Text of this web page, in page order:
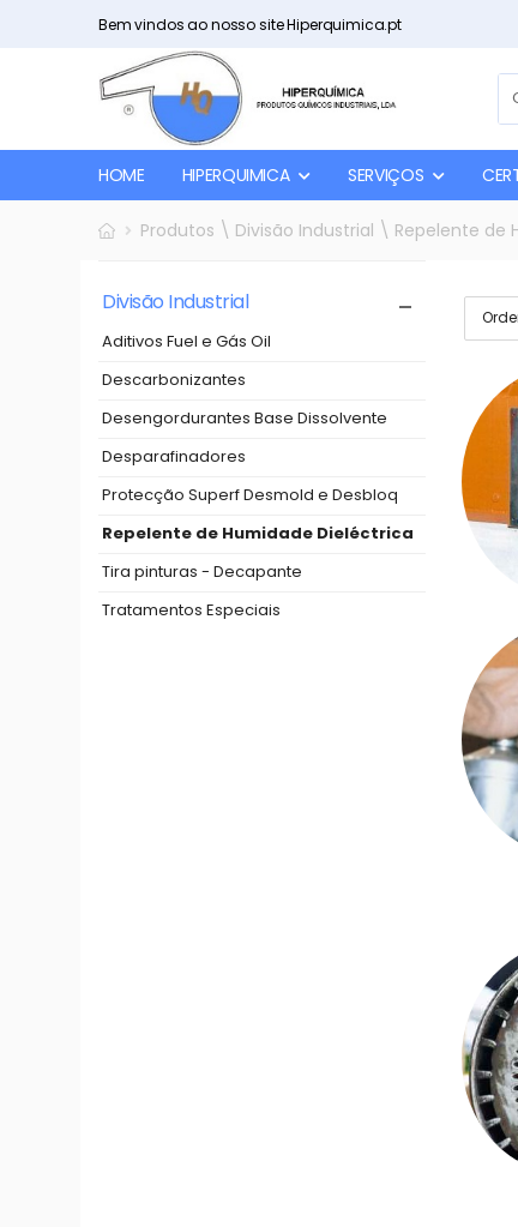
Bem vindos ao nosso site Hiperquimica.pt
HOME HIPERQUIMICA SERVIÇOS
Produtos \ Divisão Industrial \ Repelente de
Divisão Industrial
Aditivos Fuel e Gás Oil
Descarbonizantes
Desengordurantes Base Dissolvente
Desparafinadores
Protecção Superf Desmold e Desbloq
Repelente de Humidade Dieléctrica
Tira pinturas - Decapante
Tratamentos Especiais